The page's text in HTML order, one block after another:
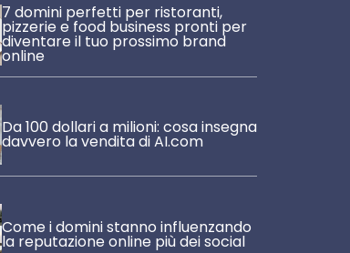
7 domini perfetti per ristoranti,
pizzerie e food business pronti per
diventare il tuo prossimo brand
online
Da 100 dollari a milioni: cosa insegna
davvero la vendita di AI.com
Come i domini stanno influenzando
la reputazione online più dei social